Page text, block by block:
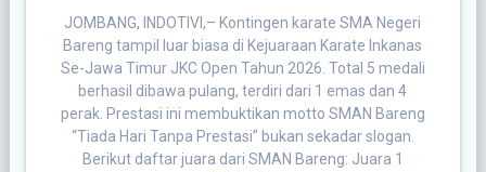
JOMBANG, INDOTIVI,– Kontingen karate SMA Negeri
Bareng tampil luar biasa di Kejuaraan Karate Inkanas
Se-Jawa Timur JKC Open Tahun 2026. Total 5 medali
berhasil dibawa pulang, terdiri dari 1 emas dan 4
perak. Prestasi ini membuktikan motto SMAN Bareng
“Tiada Hari Tanpa Prestasi” bukan sekadar slogan.
Berikut daftar juara dari SMAN Bareng: Juara 1